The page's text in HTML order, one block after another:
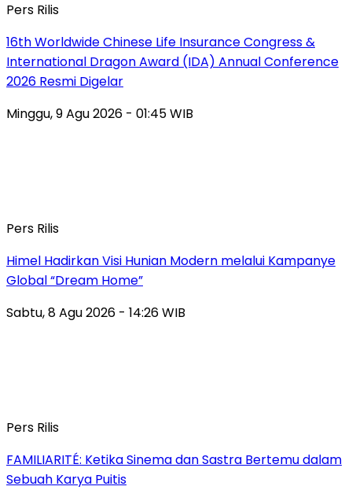
Pers Rilis
16th Worldwide Chinese Life Insurance Congress &
International Dragon Award (IDA) Annual Conference
2026 Resmi Digelar
Minggu, 9 Agu 2026 - 01:45 WIB
Pers Rilis
Himel Hadirkan Visi Hunian Modern melalui Kampanye
Global “Dream Home”
Sabtu, 8 Agu 2026 - 14:26 WIB
Pers Rilis
FAMILIARITÉ: Ketika Sinema dan Sastra Bertemu dalam
Sebuah Karya Puitis